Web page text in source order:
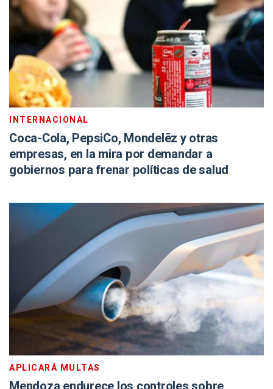
INTERNACIONAL
Coca-Cola, PepsiCo, Mondelēz y otras
empresas, en la mira por demandar a
gobiernos para frenar políticas de salud
APLICARÁ MULTAS